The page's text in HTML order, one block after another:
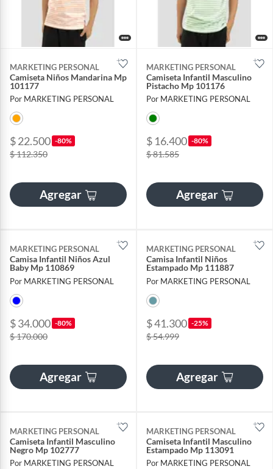
MARKETING PERSONAL
Camiseta Niños Mandarina Mp
101177
Por MARKETING PERSONAL
$ 22.500 -80%
$ 112.350
Agregar
MARKETING PERSONAL
Camiseta Infantil Masculino
Pistacho Mp 101176
Por MARKETING PERSONAL
$ 16.400 -80%
$ 81.585
Agregar
MARKETING PERSONAL
Camisa Infantil Niños Azul
Baby Mp 110869
Por MARKETING PERSONAL
$ 34.000 -80%
$ 170.000
Agregar
MARKETING PERSONAL
Camisa Infantil Niños
Estampado Mp 111887
Por MARKETING PERSONAL
$ 41.300 -25%
$ 54.999
Agregar
MARKETING PERSONAL
Camiseta Infantil Masculino
Negro Mp 102777
Por MARKETING PERSONAL
MARKETING PERSONAL
Camiseta Infantil Masculino
Estampado Mp 113091
Por MARKETING PERSONAL